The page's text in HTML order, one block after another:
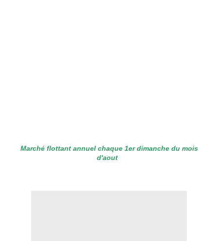
Marché flottant annuel chaque 1er dimanche du mois
d'aout